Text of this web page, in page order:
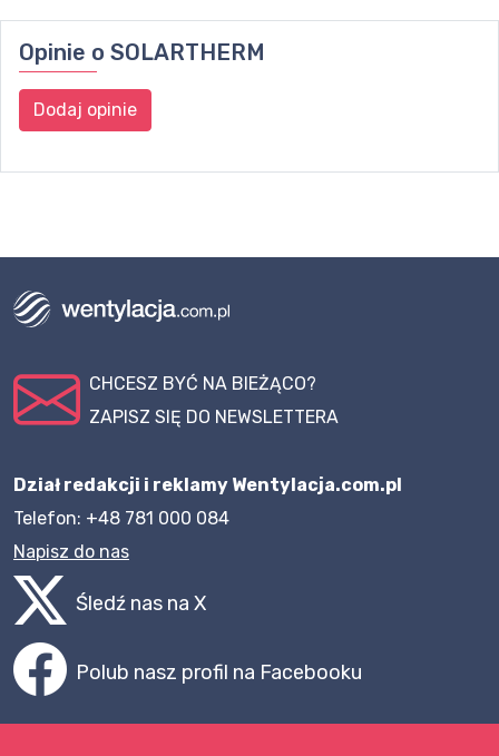
Opinie o SOLARTHERM
Dodaj opinie
CHCESZ BYĆ NA BIEŻĄCO?
ZAPISZ SIĘ DO NEWSLETTERA
Dział redakcji i reklamy Wentylacja.com.pl
Telefon: +48 781 000 084
Napisz do nas
Śledź nas na X
Polub nasz profil na Facebooku